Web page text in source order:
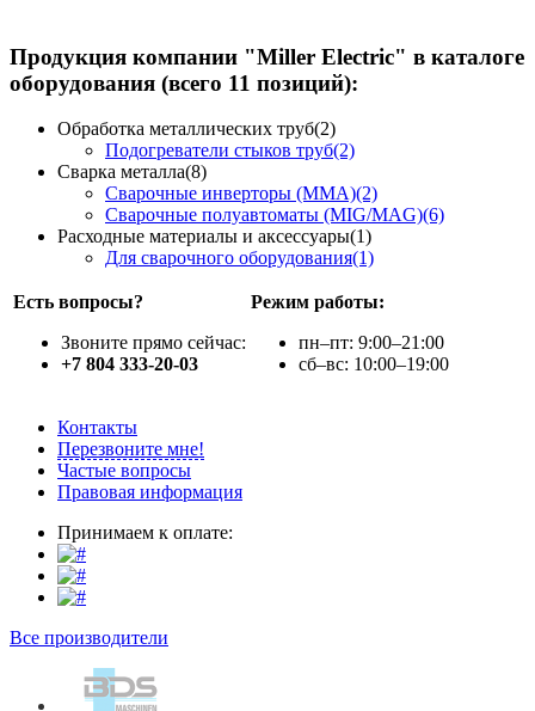
Продукция компании "Miller Electric" в каталоге
оборудования (всего 11 позиций):
Обработка металлических труб(2)
Подогреватели стыков труб(2)
Сварка металла(8)
Сварочные инверторы (ММА)(2)
Сварочные полуавтоматы (MIG/MAG)(6)
Расходные материалы и аксессуары(1)
Для сварочного оборудования(1)
Есть вопросы?
Звоните прямо сейчас:
+7 804 333-20-03
Режим работы:
пн–пт: 9:00–21:00
сб–вс: 10:00–19:00
Контакты
Перезвоните мне!
Частые вопросы
Правовая информация
Принимаем к оплате:
Все производители